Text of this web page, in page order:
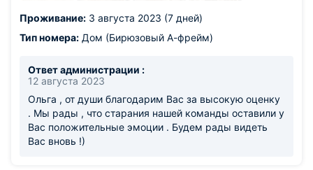
Проживание: 3 августа 2023 (7 дней)
Тип номера: Дом (Бирюзовый А-фрейм)
Ответ администрации :
12 августа 2023
Ольга , от души благодарим Вас за высокую оценку
. Мы рады , что старания нашей команды оставили у
Вас положительные эмоции . Будем рады видеть
Вас вновь !)